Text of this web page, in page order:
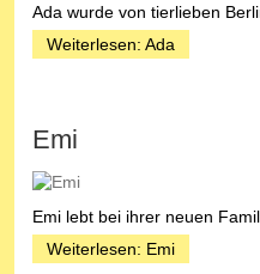
Ada wurde von tierlieben
Weiterlesen: Ada
Emi
Emi lebt bei ihrer neuen
Weiterlesen: Emi